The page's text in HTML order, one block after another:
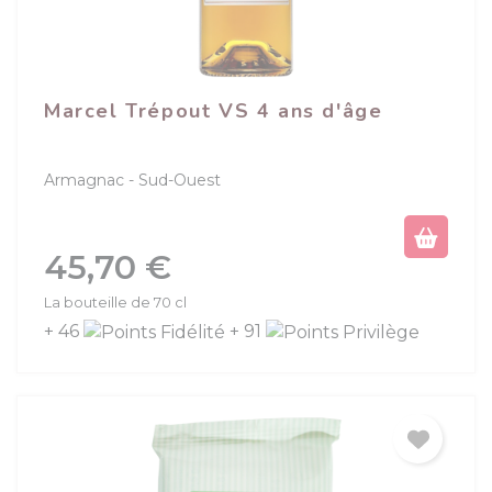
Marcel Trépout VS 4 ans d'âge
Armagnac Sud-Ouest
Prix
45,70 €
La bouteille de 70 cl
+ 46 + 91